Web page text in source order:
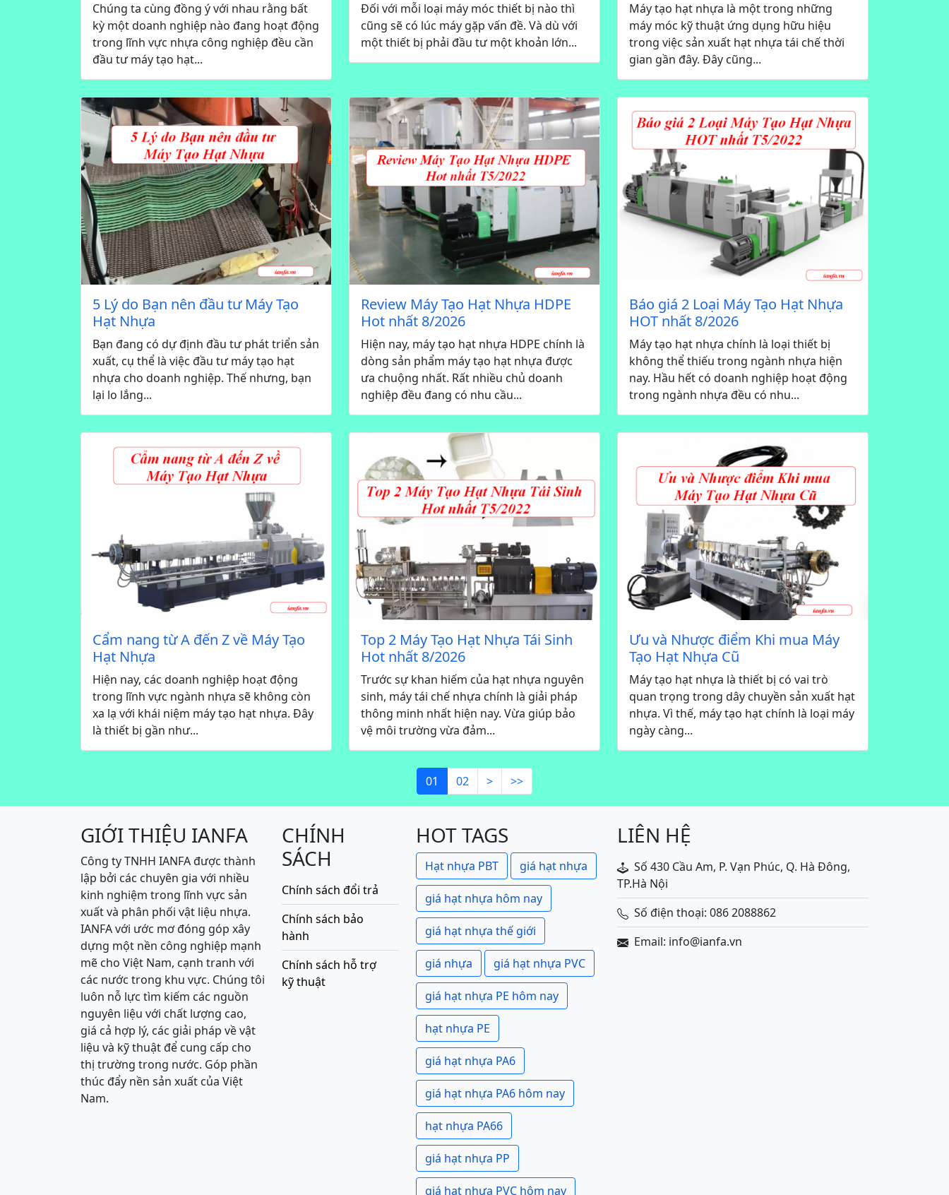
Chúng ta cùng đồng ý với nhau rằng bất
kỳ một doanh nghiệp nào đang hoạt động
trong lĩnh vực nhựa công nghiệp đều cần
đầu tư máy tạo hạt...
Đối với mỗi loại máy móc thiết bị nào thì
cũng sẽ có lúc máy gặp vấn đề. Và dù với
một thiết bị phải đầu tư một khoản lớn...
Máy tạo hạt nhựa là một trong những
máy móc kỹ thuật ứng dụng hữu hiệu
trong việc sản xuất hạt nhựa tái chế thời
gian gần đây. Đây cũng...
5 Lý do Bạn nên đầu tư Máy Tạo
Hạt Nhựa
Bạn đang có dự định đầu tư phát triển sản
xuất, cụ thể là việc đầu tư máy tạo hạt
nhựa cho doanh nghiệp. Thế nhưng, bạn
lại lo lắng...
Review Máy Tạo Hạt Nhựa HDPE
Hot nhất 8/2026
Hiện nay, máy tạo hạt nhựa HDPE chính là
dòng sản phẩm máy tạo hạt nhựa được
ưa chuộng nhất. Rất nhiều chủ doanh
nghiệp đều đang có nhu cầu...
Báo giá 2 Loại Máy Tạo Hạt Nhựa
HOT nhất 8/2026
Máy tạo hạt nhựa chính là loại thiết bị
không thể thiếu trong ngành nhựa hiện
nay. Hầu hết có doanh nghiệp hoạt động
trong ngành nhựa đều có nhu...
Cẩm nang từ A đến Z về Máy Tạo
Hạt Nhựa
Hiện nay, các doanh nghiệp hoạt động
trong lĩnh vực ngành nhựa sẽ không còn
xa lạ với khái niệm máy tạo hạt nhựa. Đây
là thiết bị gần như...
Top 2 Máy Tạo Hạt Nhựa Tái Sinh
Hot nhất 8/2026
Trước sự khan hiếm của hạt nhựa nguyên
sinh, máy tái chế nhựa chính là giải pháp
thông minh nhất hiện nay. Vừa giúp bảo
vệ môi trường vừa đảm...
Ưu và Nhược điểm Khi mua Máy
Tạo Hạt Nhựa Cũ
Máy tạo hạt nhựa là thiết bị có vai trò
quan trọng trong dây chuyền sản xuất hạt
nhựa. Vì thế, máy tạo hạt chính là loại máy
ngày càng...
01 02 > >>
GIỚI THIỆU IANFA
Công ty TNHH IANFA được thành
lập bởi các chuyên gia với nhiều
kinh nghiệm trong lĩnh vực sản
xuất và phân phối vật liệu nhựa.
IANFA với ước mơ đóng góp xây
dựng một nền công nghiệp mạnh
mẽ cho Việt Nam, cạnh tranh với
các nước trong khu vực. Chúng tôi
luôn nỗ lực tìm kiếm các nguồn
nguyên liệu với chất lượng cao,
giá cả hợp lý, các giải pháp về vật
liệu và kỹ thuật để cung cấp cho
thị trường trong nước. Góp phần
thúc đẩy nền sản xuất của Việt
Nam.
CHÍNH
SÁCH
Chính sách đổi trả
Chính sách bảo
hành
Chính sách hỗ trợ
kỹ thuật
HOT TAGS
Hạt nhựa PBT giá hạt nhựa
giá hạt nhựa hôm nay
giá hạt nhựa thế giới
giá nhựa giá hạt nhựa PVC
giá hạt nhựa PE hôm nay
hạt nhựa PE
giá hạt nhựa PA6
giá hạt nhựa PA6 hôm nay
hạt nhựa PA66
giá hạt nhựa PP
giá hạt nhựa PVC hôm nay
LIÊN HỆ
Số 430 Cầu Am, P. Vạn Phúc, Q. Hà Đông,
TP.Hà Nội
Số điện thoại: 086 2088862
Email: info@ianfa.vn